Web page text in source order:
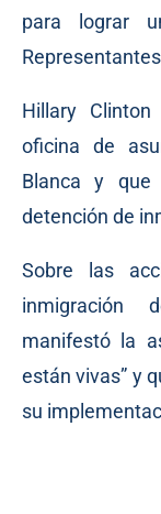
para lograr
Hillary
oficina de
Blanca y que
detención de
Sobre las
inmigración
manifestó la
están vivas” y
su